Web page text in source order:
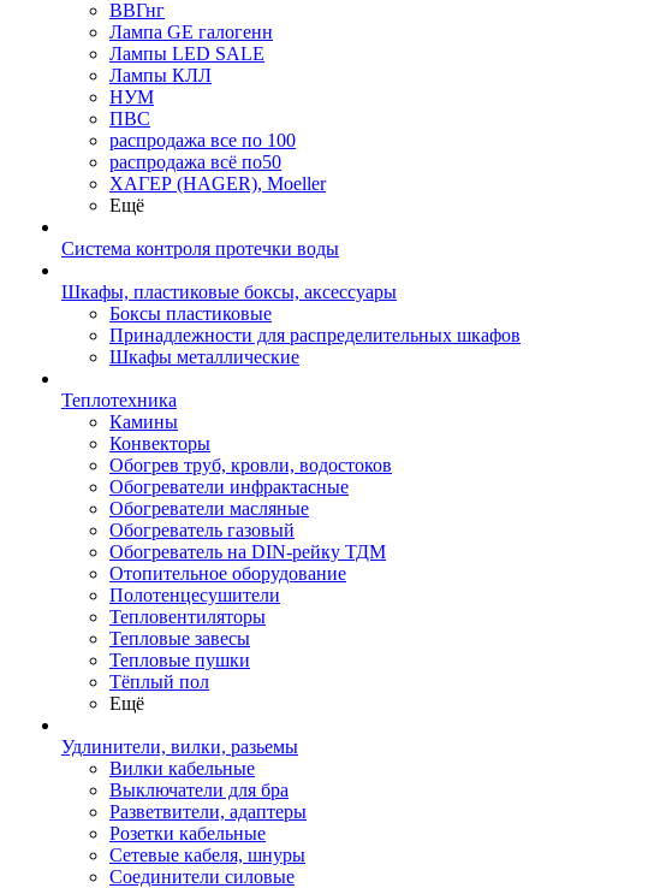
ВВГнг
Лампа GE галогенн
Лампы LED SALE
Лампы КЛЛ
НУМ
ПВС
распродажа все по 100
распродажа всё по50
ХАГЕР (HAGER), Moeller
Ещё
Система контроля протечки воды
Шкафы, пластиковые боксы, аксессуары
Боксы пластиковые
Принадлежности для распределительных шкафов
Шкафы металлические
Теплотехника
Камины
Конвекторы
Обогрев труб, кровли, водостоков
Обогреватели инфрактасные
Обогреватели масляные
Обогреватель газовый
Обогреватель на DIN-рейку ТДМ
Отопительное оборудование
Полотенцесушители
Тепловентиляторы
Тепловые завесы
Тепловые пушки
Тёплый пол
Ещё
Удлинители, вилки, разьемы
Вилки кабельные
Выключатели для бра
Разветвители, адаптеры
Розетки кабельные
Сетевые кабеля, шнуры
Соединители силовые